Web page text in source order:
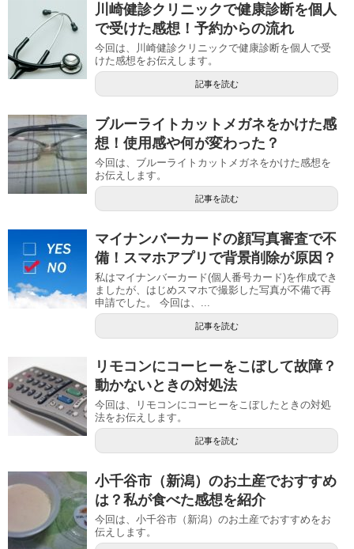
川崎健診クリニックで健康診断を個人
で受けた感想！予約からの流れ
今回は、川崎健診クリニックで健康診断を個人で受
けた感想をお伝えします。
記事を読む
ブルーライトカットメガネをかけた感
想！使用感や何が変わった？
今回は、ブルーライトカットメガネをかけた感想を
お伝えします。
記事を読む
マイナンバーカードの顔写真審査で不
備！スマホアプリで背景削除が原因？
私はマイナンバーカード(個人番号カード)を作成でき
ましたが、はじめスマホで撮影した写真が不備で再
申請でした。 今回は、...
記事を読む
リモコンにコーヒーをこぼして故障？
動かないときの対処法
今回は、リモコンにコーヒーをこぼしたときの対処
法をお伝えします。
記事を読む
小千谷市（新潟）のお土産でおすすめ
は？私が食べた感想を紹介
今回は、小千谷市（新潟）のお土産でおすすめをお
伝えします。